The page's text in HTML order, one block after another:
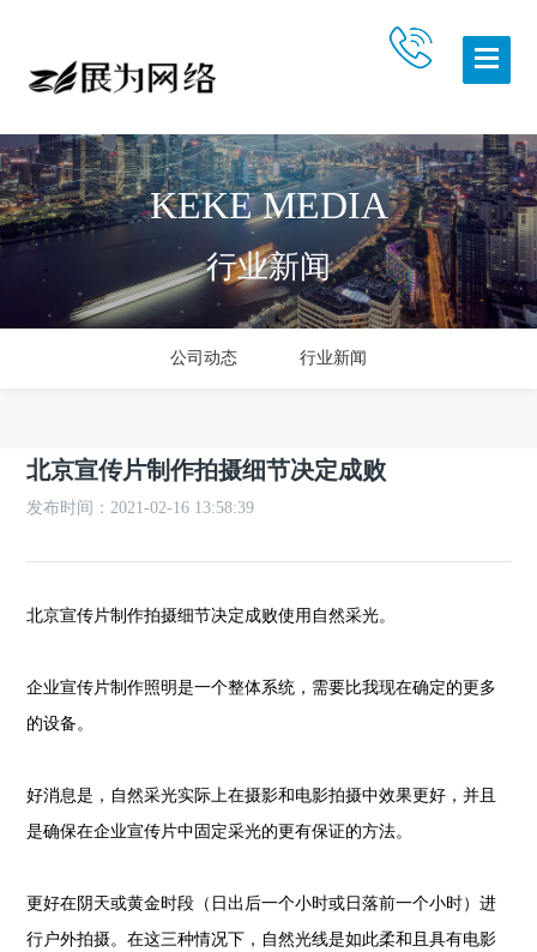
KEKE MEDIA
行业新闻
公司动态 行业新闻
北京宣传片制作拍摄细节决定成败
发布时间：2021-02-16 13:58:39
北京宣传片制作拍摄细节决定成败使用自然采光。
企业宣传片制作照明是一个整体系统，需要比我现在确定的更多
的设备。
好消息是，自然采光实际上在摄影和电影拍摄中效果更好，并且
是确保在企业宣传片中固定采光的更有保证的方法。
更好在阴天或黄金时段（日出后一个小时或日落前一个小时）进
行户外拍摄。在这三种情况下，自然光线是如此柔和且具有电影